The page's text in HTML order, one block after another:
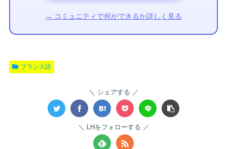
→ コミュニティで何ができるか詳しく見る
フランス語
シェアする
LHをフォローする